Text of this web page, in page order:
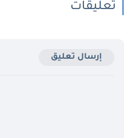
تعليقات
إرسال تعليق